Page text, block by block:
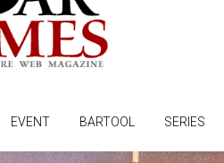
EVENT BARTOOL SERIES